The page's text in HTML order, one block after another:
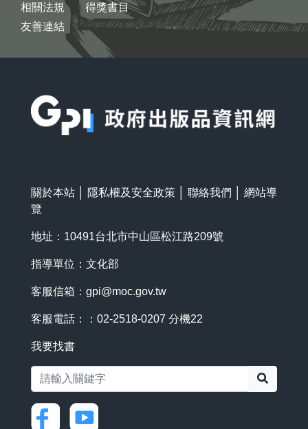
相關法規
友善連結
得獎書目
關於本站 隱私權及安全政策 聯絡我們
網站導
覽
地址：10491台北市中山區松江路209號
指導單位：文化部
客服信箱： gpi@moc.gov.tw
客服電話：：02-2518-0207 分機22
我要找書